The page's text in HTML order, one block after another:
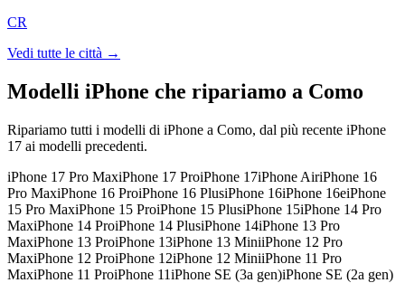
CR
Vedi tutte le città →
Modelli iPhone che ripariamo a Como
Ripariamo tutti i modelli di iPhone a Como, dal più recente iPhone
17 ai modelli precedenti.
iPhone 17 Pro MaxiPhone 17 ProiPhone 17iPhone AiriPhone 16
Pro MaxiPhone 16 ProiPhone 16 PlusiPhone 16iPhone 16eiPhone
15 Pro MaxiPhone 15 ProiPhone 15 PlusiPhone 15iPhone 14 Pro
MaxiPhone 14 ProiPhone 14 PlusiPhone 14iPhone 13 Pro
MaxiPhone 13 ProiPhone 13iPhone 13 MiniiPhone 12 Pro
MaxiPhone 12 ProiPhone 12iPhone 12 MiniiPhone 11 Pro
MaxiPhone 11 ProiPhone 11iPhone SE (3a gen)iPhone SE (2a gen)